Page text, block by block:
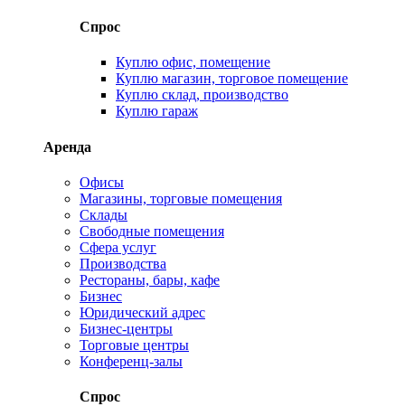
Спрос
Куплю офис, помещение
Куплю магазин, торговое помещение
Куплю склад, производство
Куплю гараж
Аренда
Офисы
Магазины, торговые помещения
Склады
Свободные помещения
Сфера услуг
Производства
Рестораны, бары, кафе
Бизнес
Юридический адрес
Бизнес-центры
Торговые центры
Конференц-залы
Спрос